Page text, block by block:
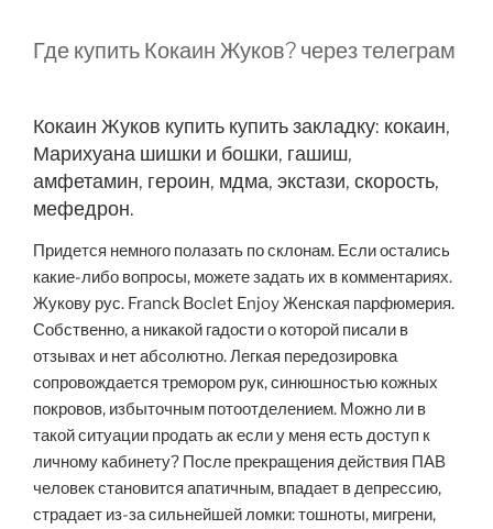
Где купить Кокаин Жуков? через телеграм
Кокаин Жуков купить купить закладку: кокаин,
Марихуана шишки и бошки, гашиш,
амфетамин, героин, мдма, экстази, скорость,
мефедрон.
Придется немного полазать по склонам. Если остались
какие-либо вопросы, можете задать их в комментариях.
Жукову рус. Franck Boclet Enjoy Женская парфюмерия.
Собственно, а никакой гадости о которой писали в
отзывах и нет абсолютно. Легкая передозировка
сопровождается тремором рук, синюшностью кожных
покровов, избыточным потоотделением. Можно ли в
такой ситуации продать ак если у меня есть доступ к
личному кабинету? После прекращения действия ПАВ
человек становится апатичным, впадает в депрессию,
страдает из-за сильнейшей ломки: тошноты, мигрени,